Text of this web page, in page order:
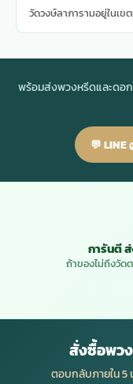
วัดวงษ์ลาภารามอยู่ในเ
พร้อมส่งพวงหรีดและดอ
💬 LINE
การันตี
ถ้าของไม่ถึงวัด
สั่งซื้อพว
ตอบกลับภายใน 5